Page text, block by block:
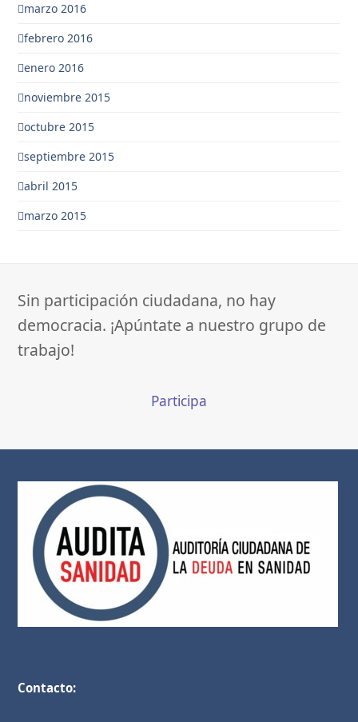
marzo 2016
febrero 2016
enero 2016
noviembre 2015
octubre 2015
septiembre 2015
abril 2015
marzo 2015
Sin participación ciudadana, no hay
democracia. ¡Apúntate a nuestro grupo de
trabajo!
Participa
Contacto: